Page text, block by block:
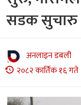
सडक सुचारु
अनलाइन डबली
२०८२ कार्तिक १६